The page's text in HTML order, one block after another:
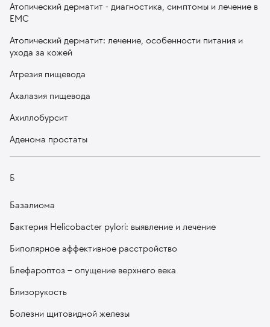
Атопический дерматит - диагностика, симптомы и лечение в
EMC
Атопический дерматит: лечение, особенности питания и
ухода за кожей
Атрезия пищевода
Ахалазия пищевода
Ахиллобурсит
Аденома простаты
Б
Базалиома
Бактерия Helicobacter pylori: выявление и лечение
Биполярное аффективное расстройство
Блефароптоз – опущение верхнего века
Близорукость
Болезни щитовидной железы